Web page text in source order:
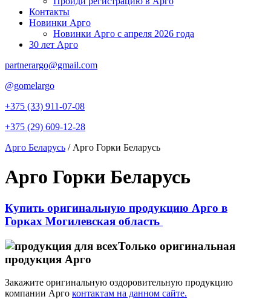
Контакты
Новинки Арго
Новинки Арго с апреля 2026 года
30 лет Арго
partnerargo@gmail.com
@gomelargo
+375 (33) 911-07-08
+375 (29) 609-12-28
Арго Беларусь / Арго Горки Беларусь
Арго Горки Беларусь
Купить оригинальную продукцию Арго в
Горках Могилевская область
Только оригинальная
продукция Арго
Закажите оригинальную оздоровительную продукцию
компании Арго контактам на данном сайте.